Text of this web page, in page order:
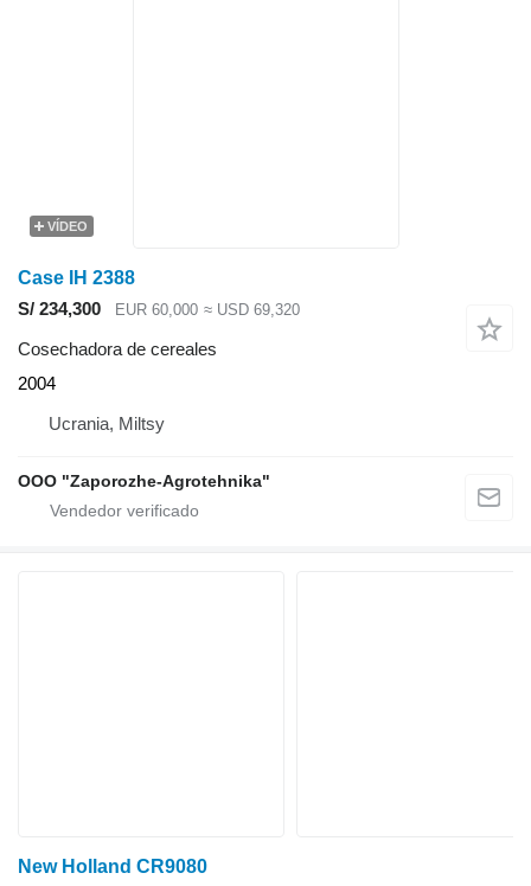
VÍDEO
Case IH 2388
S/ 234,300
EUR 60,000 ≈ USD 69,320
Cosechadora de cereales
2004
Ucrania, Miltsy
OOO "Zaporozhe-Agrotehnika"
New Holland CR9080